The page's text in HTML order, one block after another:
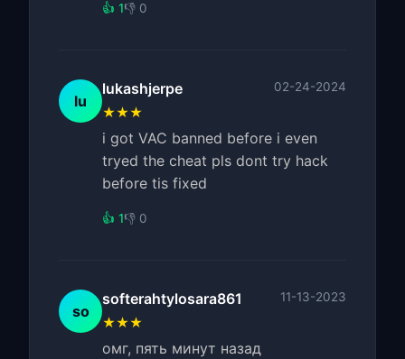
👍 1👎 0
lu
lukashjerpe 02-24-2024
★★★
i got VAC banned before i even
tryed the cheat pls dont try hack
before tis fixed
👍 1👎 0
so
softerahtylosara861 11-13-2023
★★★
омг, пять минут назад